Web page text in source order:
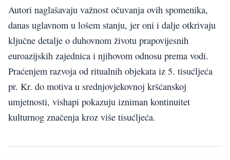
Autori naglašavaju važnost očuvanja ovih spomenika,
danas uglavnom u lošem stanju, jer oni i dalje otkrivaju
ključne detalje o duhovnom životu prapovijesnih
euroazijskih zajednica i njihovom odnosu prema vodi.
Praćenjem razvoja od ritualnih objekata iz 5. tisućljeća
pr. Kr. do motiva u srednjovjekovnoj kršćanskoj
umjetnosti, vishapi pokazuju izniman kontinuitet
kulturnog značenja kroz više tisućljeća.